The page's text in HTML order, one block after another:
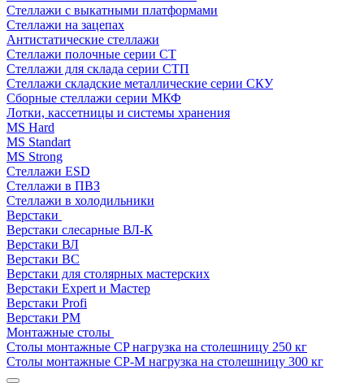
Стеллажи с выкатными платформами
Стеллажи на зацепах
Антистатические стеллажи
Стеллажи полочные серии СТ
Стеллажи для склада серии СТП
Стеллажи складские металлические серии СКУ
Сборные стеллажи серии МКФ
Лотки, кассетницы и системы хранения
MS Hard
MS Standart
MS Strong
Стеллажи ESD
Стеллажи в ПВЗ
Стеллажи в холодильники
Верстаки
Верстаки слесарные ВЛ-К
Верстаки ВЛ
Верстаки ВС
Верстаки для столярных мастерских
Верстаки Expert и Мастер
Верстаки Profi
Верстаки РМ
Монтажные столы
Столы монтажные СP нагрузка на столешницу 250 кг
Столы монтажные СР-М нагрузка на столешницу 300 кг